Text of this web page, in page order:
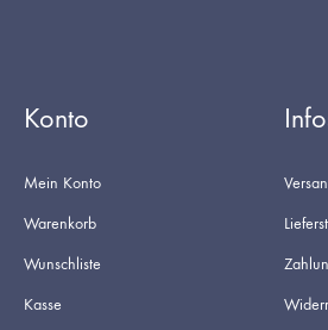
Konto
Mein Konto
Warenkorb
Wunschliste
Kasse